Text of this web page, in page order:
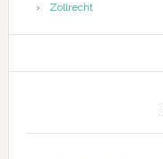
Zollrecht